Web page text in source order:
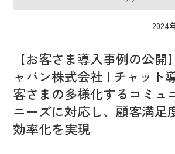
お知らせ
お役立ち資料
会社案内
採用情報
IR情報
CX向上情報サイト
2024
【お客さま導入事例の公開
ャパン株式会社 | チャット
客さまの多様化するコミュ
ニーズに対応し、顧客満足
効率化を実現